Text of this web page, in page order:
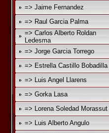
=> Jaime Fernandez
=> Raul Garcia Palma
=> Carlos Alberto Roldan
Ledesma
=> Jorge Garcia Torrego
=> Estrella Castillo Bobadilla
=> Luis Angel Llarens
=> Gorka Lasa
=> Lorena Soledad Morassut
=> Luis Alberto Angulo